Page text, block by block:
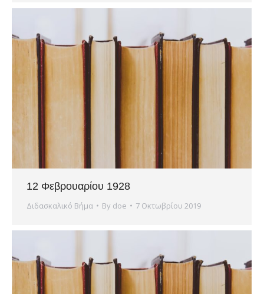
12 Φεβρουαρίου 1928
Διδασκαλικό Βήμα By doe 7 Οκτωβρίου 2019